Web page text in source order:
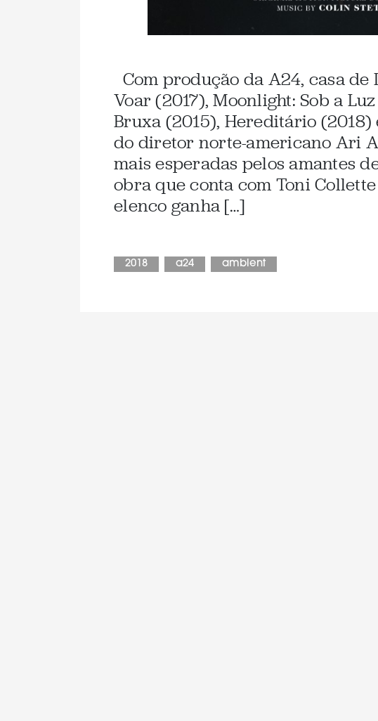
Com produção da A24, casa de
Voar (2017), Moonlight: Sob a
Bruxa (2015), Hereditário
do diretor norte-americano Ari
mais esperadas pelos amantes
obra que conta com Toni
elenco ganha […]
2018 a24 ambient